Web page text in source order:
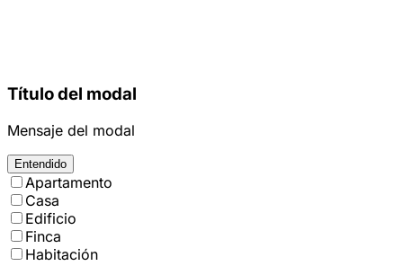
Título del modal
Mensaje del modal
Entendido
Apartamento
Casa
Edificio
Finca
Habitación